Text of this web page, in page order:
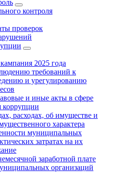
контроля
проверок
2025 года
требований к
и урегулированию
и иные акты в сфере
коррупции
расходах, об имуществе и
характера
муниципальных
затратах на их
заработной плате
организаций